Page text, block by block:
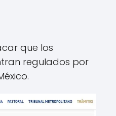
que los
regulados por